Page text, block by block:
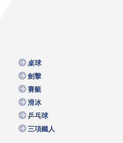
桌球
劍擊
賽艇
滑冰
乒乓球
三項鐵人